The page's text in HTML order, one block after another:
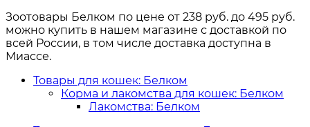
Зоотовары Белком по цене от 238 руб. до 495 руб.
можно купить в нашем магазине с доставкой по
всей России, в том числе доставка доступна в
Миассе.
Товары для кошек: Белком
Корма и лакомства для кошек: Белком
Лакомства: Белком